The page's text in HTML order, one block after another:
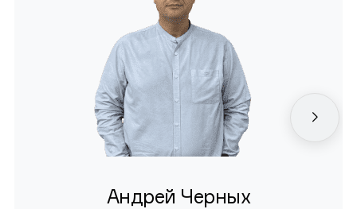
Андрей Черных